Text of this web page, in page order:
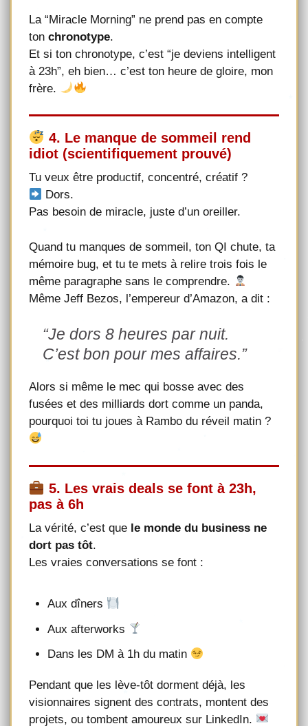
La “Miracle Morning” ne prend pas en compte
ton chronotype.
Et si ton chronotype, c’est “je deviens intelligent
à 23h”, eh bien… c’est ton heure de gloire, mon
frère.
4. Le manque de sommeil rend
idiot (scientifiquement prouvé)
Tu veux être productif, concentré, créatif ?
Dors.
Pas besoin de miracle, juste d’un oreiller.
Quand tu manques de sommeil, ton QI chute, ta
mémoire bug, et tu te mets à relire trois fois le
même paragraphe sans le comprendre.
Même Jeff Bezos, l’empereur d’Amazon, a dit :
“Je dors 8 heures par nuit.
C’est bon pour mes affaires.”
Alors si même le mec qui bosse avec des
fusées et des milliards dort comme un panda,
pourquoi toi tu joues à Rambo du réveil matin ?
5. Les vrais deals se font à 23h,
pas à 6h
La vérité, c’est que le monde du business ne
dort pas tôt.
Les vraies conversations se font :
Aux dîners
Aux afterworks
Dans les DM à 1h du matin
Pendant que les lève-tôt dorment déjà, les
visionnaires signent des contrats, montent des
projets, ou tombent amoureux sur LinkedIn.